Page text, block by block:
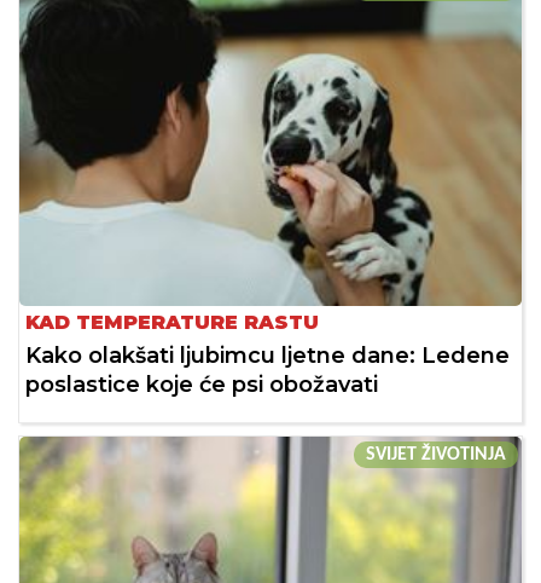
KAD TEMPERATURE RASTU
Kako olakšati ljubimcu ljetne dane: Ledene
poslastice koje će psi obožavati
SVIJET ŽIVOTINJA